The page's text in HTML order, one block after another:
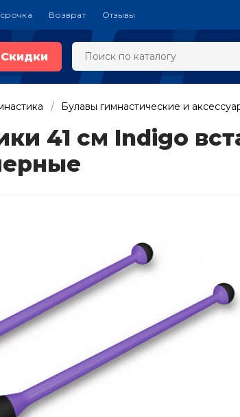
Возврат Отзывы
Скидки
Булавы гимнастические и
41 см Indigo